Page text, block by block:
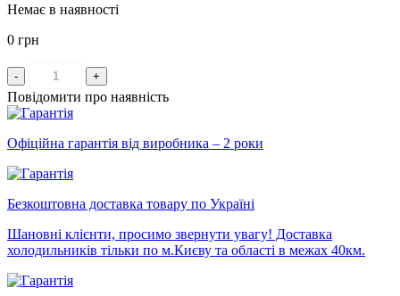
Немає в наявності
0 грн
- +
Повідомити про наявність
Офіційна гарантія від виробника – 2 роки
Безкоштовна доставка товару по Україні
Шановні клієнти, просимо звернути увагу! Доставка
холодильників тільки по м.Києву та області в межах 40км.